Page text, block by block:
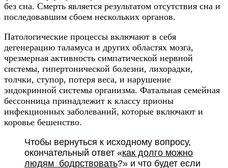
без сна. Смерть является результатом отсутствия сна и
последовавшим сбоем нескольких органов.
Патологические процессы включают в себя
дегенерацию таламуса и других областях мозга,
чрезмерная активность симпатической нервной
системы, гипертонической болезни, лихорадки,
толчки, ступор, потеря веса, и нарушение
эндокринной системы организма. Фатальная семейная
бессонница принадлежит к классу прионы
инфекционных заболеваний, которые включают и
коровье бешенство.
Чтобы вернуться к исходному вопросу,
окончательный ответ «как долго можно
людям бодрствовать?» и что будет если